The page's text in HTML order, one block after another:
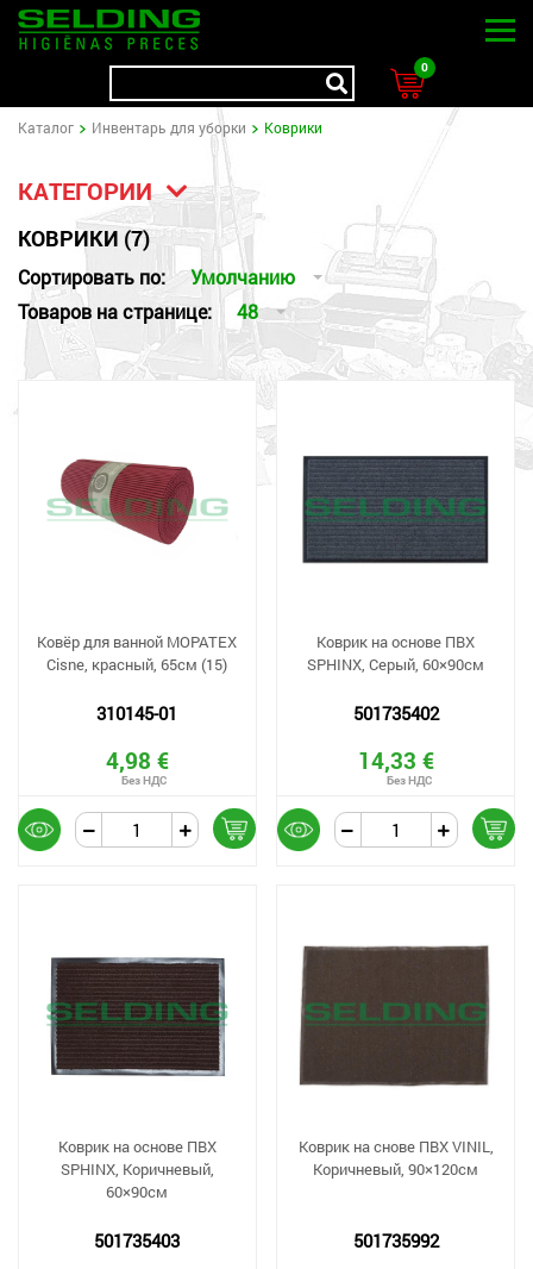
0
Kаталог Инвентарь для уборки Коврики
КАТЕГОРИИ
КОВРИКИ (7)
Сортировать по:
Умолчанию
Товаров на странице:
48
Ковёр для ванной MOPATEX
Cisne, красный, 65см (15)
310145-01
4,98 €
Коврик на основе ПВХ
SPHINX, Серый, 60×90см
501735402
14,33 €
Коврик на основе ПВХ
SPHINX, Коричневый,
60×90см
501735403
Коврик на снове ПВХ VINIL,
Коричневый, 90×120см
501735992